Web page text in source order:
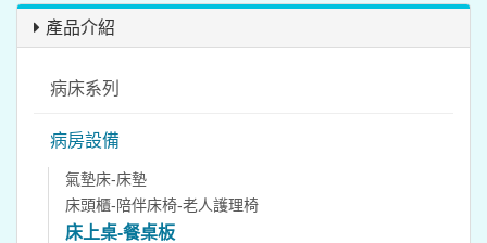
產品介紹
病床系列
病房設備
氣墊床-床墊
床頭櫃-陪伴床椅-老人護理椅
床上桌-餐桌板